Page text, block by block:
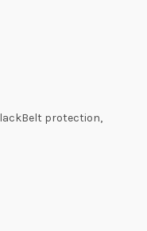
protection,